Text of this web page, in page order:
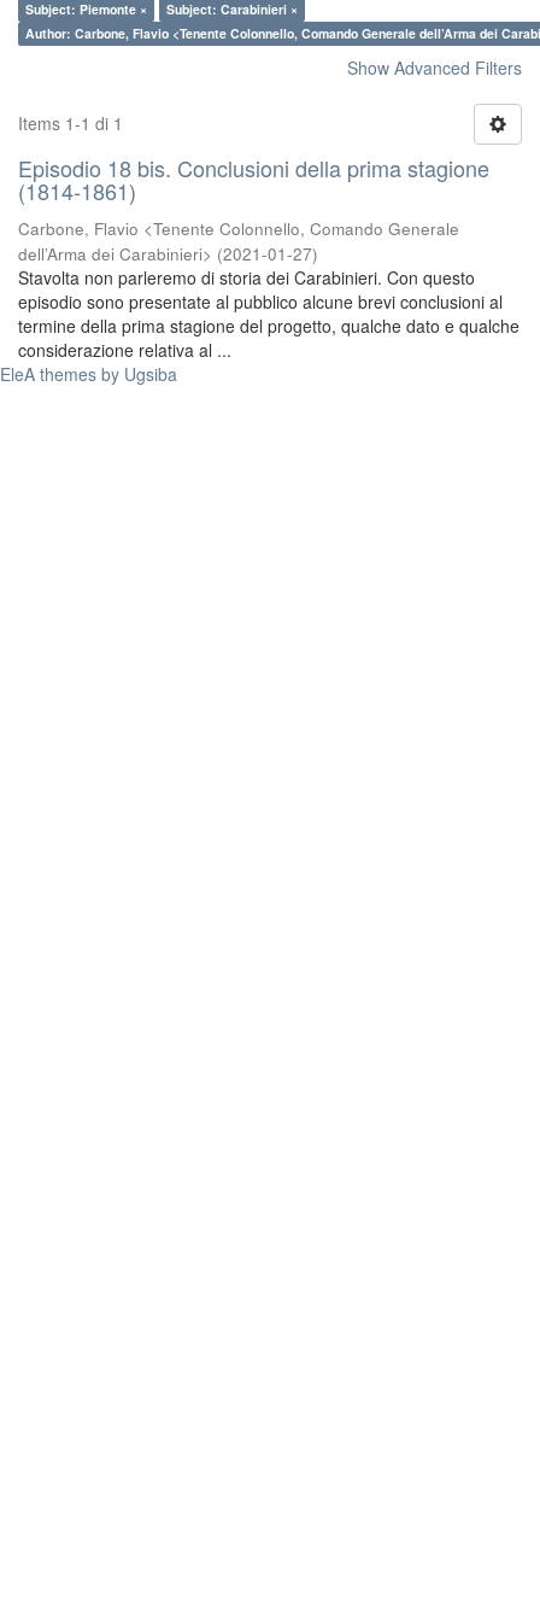
Subject: Piemonte ×
Subject: Carabinieri ×
Author: Carbone, Flavio <Tenente Colonnello, Comando Generale dell’Arma dei
Show Advanced Filters
Items 1-1 di 1
Episodio 18 bis. Conclusioni della prima stagione
(1814-1861)
Carbone, Flavio <Tenente Colonnello, Comando Generale
dell’Arma dei Carabinieri> (2021-01-27)
Stavolta non parleremo di storia dei Carabinieri. Con questo
episodio sono presentate al pubblico alcune brevi conclusioni al
termine della prima stagione del progetto, qualche dato e qualche
considerazione relativa al ...
EleA themes by Ugsiba